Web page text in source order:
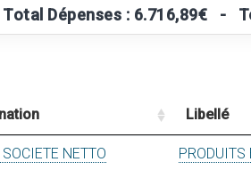
Total Dépenses : 6.716,89€ -
Libellé
NETTO PRODUITS